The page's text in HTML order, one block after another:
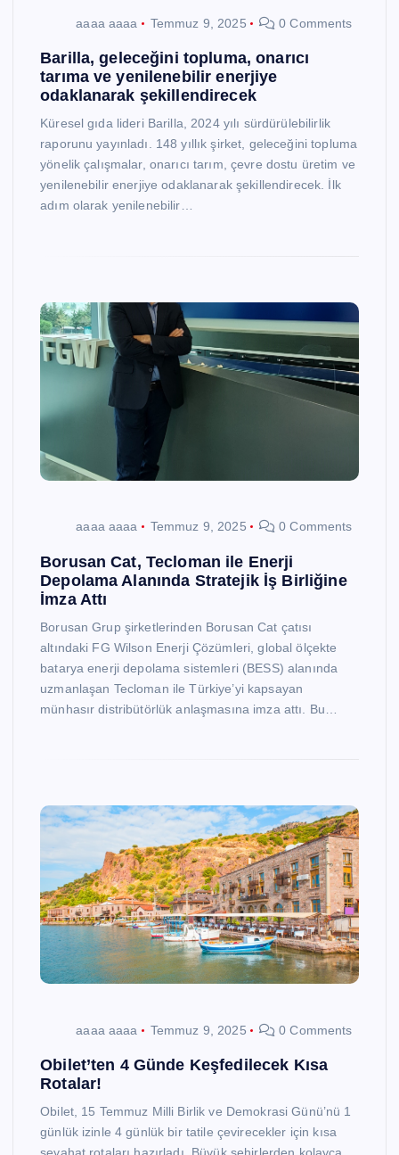
aaaa aaaa Temmuz 9, 2025 0 Comments
Barilla, geleceğini topluma, onarıcı
tarıma ve yenilenebilir enerjiye
odaklanarak şekillendirecek
Küresel gıda lideri Barilla, 2024 yılı sürdürülebilirlik
raporunu yayınladı. 148 yıllık şirket, geleceğini topluma
yönelik çalışmalar, onarıcı tarım, çevre dostu üretim ve
yenilenebilir enerjiye odaklanarak şekillendirecek. İlk
adım olarak yenilenebilir…
aaaa aaaa Temmuz 9, 2025 0 Comments
Borusan Cat, Tecloman ile Enerji
Depolama Alanında Stratejik İş Birliğine
İmza Attı
Borusan Grup şirketlerinden Borusan Cat çatısı
altındaki FG Wilson Enerji Çözümleri, global ölçekte
batarya enerji depolama sistemleri (BESS) alanında
uzmanlaşan Tecloman ile Türkiye’yi kapsayan
münhasır distribütörlük anlaşmasına imza attı. Bu…
aaaa aaaa Temmuz 9, 2025 0 Comments
Obilet’ten 4 Günde Keşfedilecek Kısa
Rotalar!
Obilet, 15 Temmuz Milli Birlik ve Demokrasi Günü’nü 1
günlük izinle 4 günlük bir tatile çevirecekler için kısa